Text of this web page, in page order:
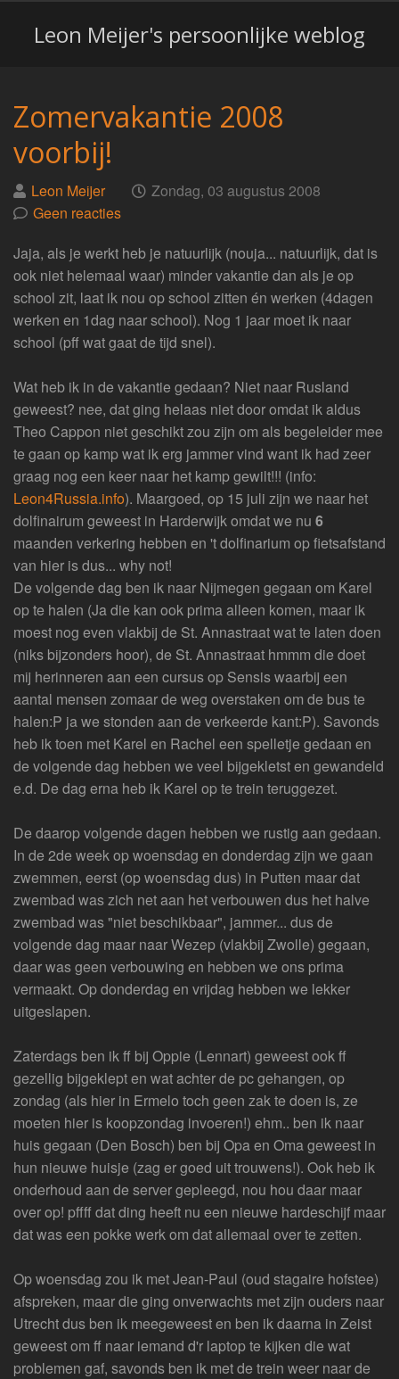
Leon Meijer's persoonlijke weblog
Zomervakantie 2008
voorbij!
Geplaatst
door
Leon Meijer op Zondag, 03 augustus 2008
Geen reacties
Jaja, als je werkt heb je natuurlijk (nouja... natuurlijk, dat is
ook niet helemaal waar) minder vakantie dan als je op
school zit, laat ik nou op school zitten én werken (4dagen
werken en 1dag naar school). Nog 1 jaar moet ik naar
school (pff wat gaat de tijd snel).
Wat heb ik in de vakantie gedaan? Niet naar Rusland
geweest? nee, dat ging helaas niet door omdat ik aldus
Theo Cappon niet geschikt zou zijn om als begeleider mee
te gaan op kamp wat ik erg jammer vind want ik had zeer
graag nog een keer naar het kamp gewilt!!! (info:
Leon4Russia.info). Maargoed, op 15 juli zijn we naar het
dolfinairum geweest in Harderwijk omdat we nu 6
maanden verkering hebben en 't dolfinarium op fietsafstand
van hier is dus... why not!
De volgende dag ben ik naar Nijmegen gegaan om Karel
op te halen (Ja die kan ook prima alleen komen, maar ik
moest nog even vlakbij de St. Annastraat wat te laten doen
(niks bijzonders hoor), de St. Annastraat hmmm die doet
mij herinneren aan een cursus op Sensis waarbij een
aantal mensen zomaar de weg overstaken om de bus te
halen:P ja we stonden aan de verkeerde kant:P). Savonds
heb ik toen met Karel en Rachel een spelletje gedaan en
de volgende dag hebben we veel bijgekletst en gewandeld
e.d. De dag erna heb ik Karel op te trein teruggezet.
De daarop volgende dagen hebben we rustig aan gedaan.
In de 2de week op woensdag en donderdag zijn we gaan
zwemmen, eerst (op woensdag dus) in Putten maar dat
zwembad was zich net aan het verbouwen dus het halve
zwembad was "niet beschikbaar", jammer... dus de
volgende dag maar naar Wezep (vlakbij Zwolle) gegaan,
daar was geen verbouwing en hebben we ons prima
vermaakt. Op donderdag en vrijdag hebben we lekker
uitgeslapen.
Zaterdags ben ik ff bij Oppie (Lennart) geweest ook ff
gezellig bijgeklept en wat achter de pc gehangen, op
zondag (als hier in Ermelo toch geen zak te doen is, ze
moeten hier is koopzondag invoeren!) ehm.. ben ik naar
huis gegaan (Den Bosch) ben bij Opa en Oma geweest in
hun nieuwe huisje (zag er goed uit trouwens!). Ook heb ik
onderhoud aan de server gepleegd, nou hou daar maar
over op! pffff dat ding heeft nu een nieuwe hardeschijf maar
dat was een pokke werk om dat allemaal over te zetten.
Op woensdag zou ik met Jean-Paul (oud stagaire hofstee)
afspreken, maar die ging onverwachts met zijn ouders naar
Utrecht dus ben ik meegeweest en ben ik daarna in Zeist
geweest om ff naar iemand d'r laptop te kijken die wat
problemen gaf, savonds ben ik met de trein weer naar de